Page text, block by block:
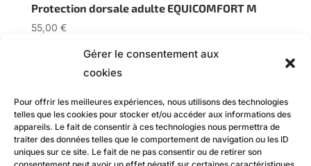
Gérer le consentement aux
cookies
Pour offrir les meilleures expériences, nous utilisons des technologies
telles que les cookies pour stocker et/ou accéder aux informations des
appareils. Le fait de consentir à ces technologies nous permettra de
traiter des données telles que le comportement de navigation ou les ID
uniques sur ce site. Le fait de ne pas consentir ou de retirer son
Protection dorsale adulte EQUICOMFORT M
55,00 €
Filtrer par taille
Filtrer par tarif